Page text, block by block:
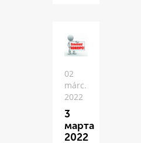
02
márc.
2022
3
марта
2022